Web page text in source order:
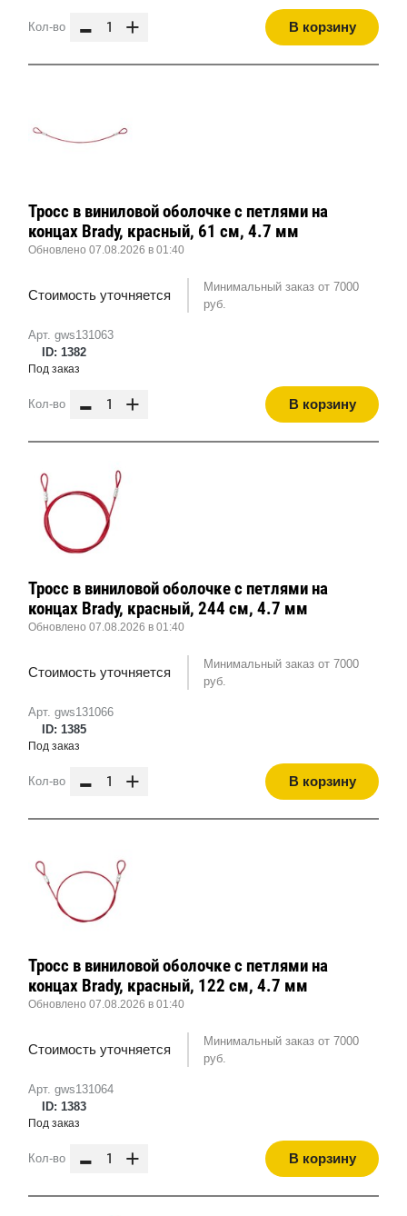
Кол-во - + В корзину
Арт. gws131063
ID: 1382
Тросс в виниловой оболочке с петлями на
концах Brady, красный, 61 см, 4.7 мм
Обновлено 07.08.2026 в 01:40
Стоимость уточняется
Минимальный заказ от 7000
руб.
Под заказ
Кол-во - + В корзину
Арт. gws131066
ID: 1385
Тросс в виниловой оболочке с петлями на
концах Brady, красный, 244 см, 4.7 мм
Обновлено 07.08.2026 в 01:40
Стоимость уточняется
Минимальный заказ от 7000
руб.
Под заказ
Кол-во - + В корзину
Арт. gws131064
ID: 1383
Тросс в виниловой оболочке с петлями на
концах Brady, красный, 122 см, 4.7 мм
Обновлено 07.08.2026 в 01:40
Стоимость уточняется
Минимальный заказ от 7000
руб.
Под заказ
Кол-во - + В корзину